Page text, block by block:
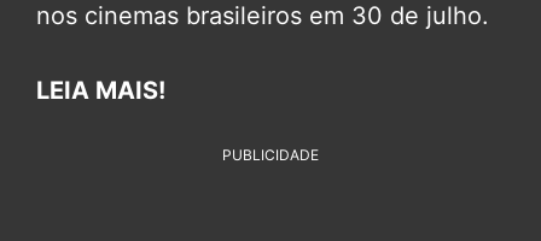
nos cinemas brasileiros em 30 de julho.
LEIA MAIS!
PUBLICIDADE